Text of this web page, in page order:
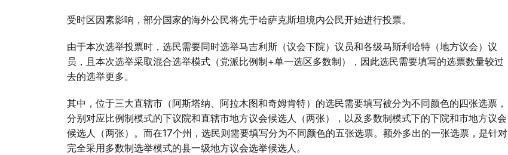
受时区因素影响，部分国家的海外公民将先于哈萨克斯坦境内公民开始进行投票。
由于本次选举投票时，选民需要同时选举马吉利斯（议会下院）议员和各级马斯利哈特（地方议会）议
员，且本次选举采取混合选举模式（党派比例制+单一选区多数制），因此选民需要填写的选票数量较过
去的选举更多。
其中，位于三大直辖市（阿斯塔纳、阿拉木图和奇姆肯特）的选民需要填写被分为不同颜色的四张选票，
分别对应比例制模式的下议院和直辖市地方议会候选人（两张），以及多数制模式下的下院和市地方议会
候选人（两张）。而在17个州，选民则需要填写分为不同颜色的五张选票。额外多出的一张选票，是针对
完全采用多数制选举模式的县一级地方议会选举候选人。